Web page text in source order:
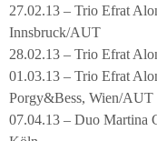
27.02.13 – Trio Efrat
Innsbruck/AUT
28.02.13 – Trio Efrat
01.03.13 – Trio Efrat
Porgy&Bess, Wien/AUT
07.04.13 – Duo Martina